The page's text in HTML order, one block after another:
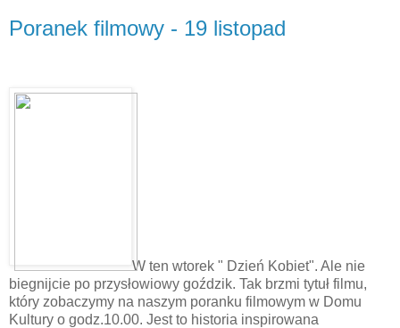
Poranek filmowy - 19 listopad
W ten wtorek " Dzień Kobiet". Ale nie
biegnijcie po przysłowiowy goździk. Tak brzmi tytuł filmu,
który zobaczymy na naszym poranku filmowym w Domu
Kultury o godz.10.00. Jest to historia inspirowana